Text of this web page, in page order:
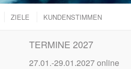
ZIELE KUNDENSTIMMEN
TERMINE 2027
27.01.-29.01.2027 online